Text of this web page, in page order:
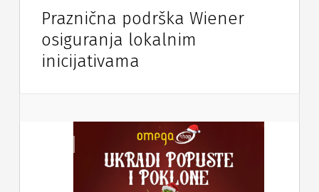
Praznična podrška Wiener
osiguranja lokalnim
inicijativama